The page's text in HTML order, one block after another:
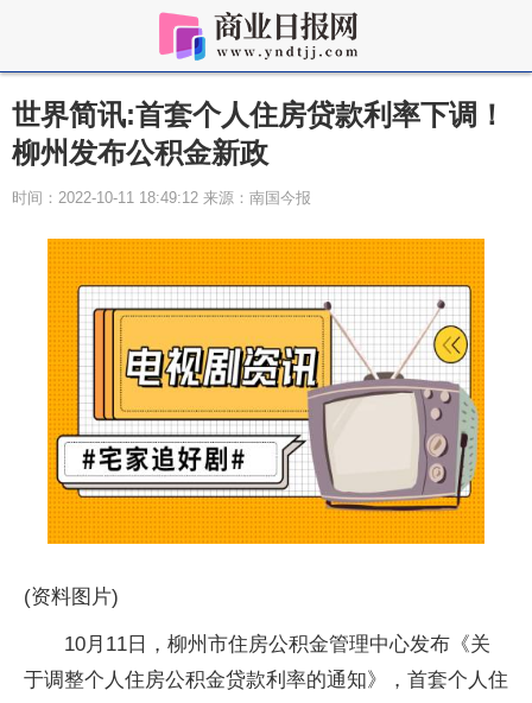
世界简讯:首套个人住房贷款利率下调！
柳州发布公积金新政
时间：2022-10-11 18:49:12 来源：南国今报
(资料图片)
10月11日，柳州市住房公积金管理中心发布《关
于调整个人住房公积金贷款利率的通知》，首套个人住